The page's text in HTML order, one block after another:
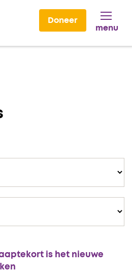
Doneer
menu
is het nieuwe